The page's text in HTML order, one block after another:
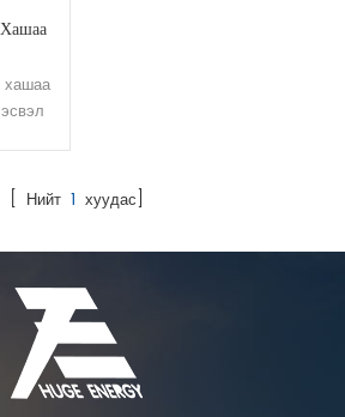
хашаа
хүч
том
[ Нийт 1 хуудас]